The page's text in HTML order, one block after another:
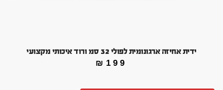
ידית אחיזה ארגונומית לפולי 32 סמ ורוד איכותי מקצועי
₪ 199